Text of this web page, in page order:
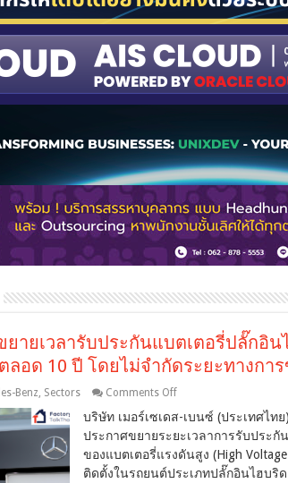
ยายเวลารับประกันแบตเตอรี่ปลั๊กอิน
อด 10 ปี โดยไม่จำกัดระยะทางกา
Benz, Sectors Comments Offon
อร์
เซ
เดส-
เบนซ์
บริษัท เมอร์เซเดส-เบนซ์ (ประเทศไท
ประกาศขยายระยะเวลาการรับประ
ของแบตเตอรี่แรงดันสูง (High
ติดตั้งในรถยนต์ประเภทปลั๊กอินไฮบริ